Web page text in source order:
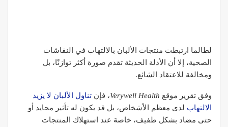
لطالما ارتبطت منتجات الألبان بالالتهاب في النقاشات
الصحية، إلا أن الأدلة الحديثة تقدم صورة أكثر توازنًا، بل
ومخالفة للاعتقاد الشائع.
وفق تقرير موقع Verywell Health، فإن تناول الألبان لا يزيد
الالتهاب لدى معظم الأشخاص، بل قد يكون له تأثير محايد أو
حتى مضاد بشكل طفيف، خاصة عند استهلاك المنتجات